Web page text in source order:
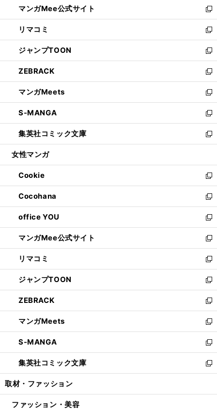
く
ド
ウ
で
開
く
ィ
ン
ド
ウ
で
開
く
い
ウ
ィ
ン
ド
ウ
で
開
く
マンガMee公式サイト
新
し
い
ウ
ィ
ン
ド
ウ
で
開
く
リマコミ
新
し
い
ウ
ィ
ン
ド
ウ
で
開
く
ジャンプTOON
新
し
い
ウ
ィ
ン
ド
ウ
で
開
ZEBRACK
新
し
い
ウ
ィ
ン
ド
ウ
開
く
マンガMeets
新
し
い
ウ
ィ
ン
ウ
で
開
く
S-MANGA
新
し
い
ウ
ン
ド
ウ
で
開
く
集英社コミック文庫
新
し
ウ
ィ
ン
ド
ウ
で
開
く
女性マンガ
Cookie
新
し
い
ウ
ィ
ン
ド
ウ
で
開
く
Cocohana
新
し
い
ウ
ィ
ン
ド
ウ
で
開
く
office YOU
新
し
い
ウ
ィ
ン
ド
ウ
で
開
く
マンガMee公式サイト
新
し
い
ウ
ィ
ン
ド
ウ
で
開
く
リマコミ
新
し
い
ウ
ィ
ン
ド
ウ
で
開
く
ジャンプTOON
新
し
い
ウ
ィ
ン
ド
ウ
で
開
ZEBRACK
新
し
い
ウ
ィ
ン
ド
ウ
開
マンガMeets
新
し
い
ウ
ィ
ン
ウ
S-MANGA
新
し
い
ウ
ン
集英社コミック文庫
新
し
ウ
取材・ファッション
ファッション・美容